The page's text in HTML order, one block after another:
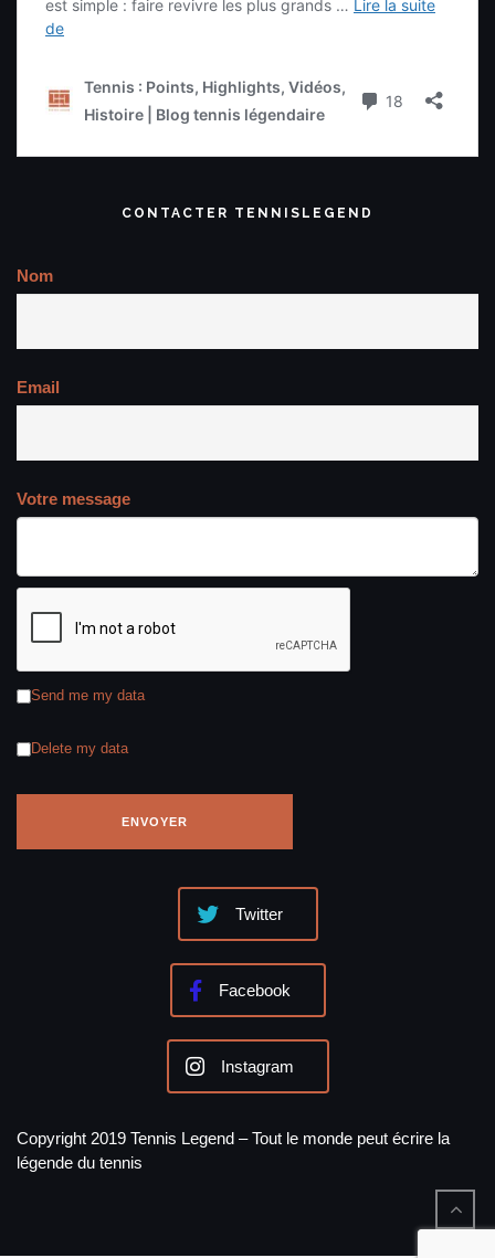
CONTACTER TENNISLEGEND
Nom
Email
Votre message
Send me my data
Delete my data
Twitter
Facebook
Instagram
Copyright 2019 Tennis Legend – Tout le monde peut écrire la
légende du tennis